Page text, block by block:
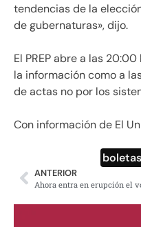
tendencias de la
de gubernaturas», dijo.
El PREP abre a las
la información como a
de actas no por los
Con información de El
boletas
ANTERIOR